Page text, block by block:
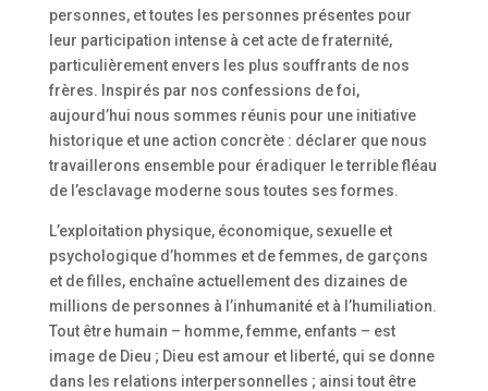
personnes, et toutes les personnes présentes pour
leur participation intense à cet acte de fraternité,
particulièrement envers les plus souffrants de nos
frères. Inspirés par nos confessions de foi,
aujourd’hui nous sommes réunis pour une initiative
historique et une action concrète : déclarer que nous
travaillerons ensemble pour éradiquer le terrible fléau
de l’esclavage moderne sous toutes ses formes.
L’exploitation physique, économique, sexuelle et
psychologique d’hommes et de femmes, de garçons
et de filles, enchaîne actuellement des dizaines de
millions de personnes à l’inhumanité et à l’humiliation.
Tout être humain – homme, femme, enfants – est
image de Dieu ; Dieu est amour et liberté, qui se donne
dans les relations interpersonnelles ; ainsi tout être